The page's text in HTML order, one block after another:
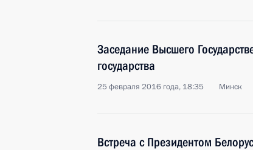
Заседание Высшего
государства
25 февраля 2016 года, 18:35 Минск
Встреча с Президентом